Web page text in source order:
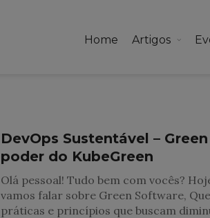
Home Artigos
DevOps Sustentável –
poder do KubeGreen
Olá pessoal! Tudo bem com vocês?
vamos falar sobre Green Software,
práticas e princípios que buscam